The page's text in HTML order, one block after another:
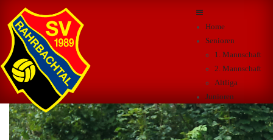
Home
Senioren
1. Mannschaft
2. Mannschaft
Altliga
Junioren
A-Junioren
B-Junioren